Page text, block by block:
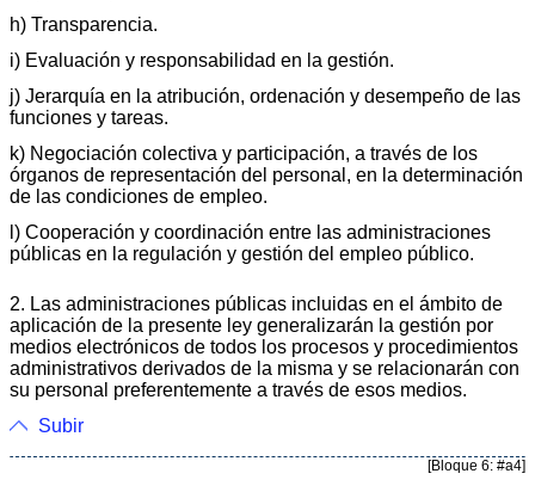
h) Transparencia.
i) Evaluación y responsabilidad en la gestión.
j) Jerarquía en la atribución, ordenación y desempeño de las
funciones y tareas.
k) Negociación colectiva y participación, a través de los
órganos de representación del personal, en la determinación
de las condiciones de empleo.
l) Cooperación y coordinación entre las administraciones
públicas en la regulación y gestión del empleo público.
2. Las administraciones públicas incluidas en el ámbito de
aplicación de la presente ley generalizarán la gestión por
medios electrónicos de todos los procesos y procedimientos
administrativos derivados de la misma y se relacionarán con
su personal preferentemente a través de esos medios.
Subir
[Bloque 6: #a4]